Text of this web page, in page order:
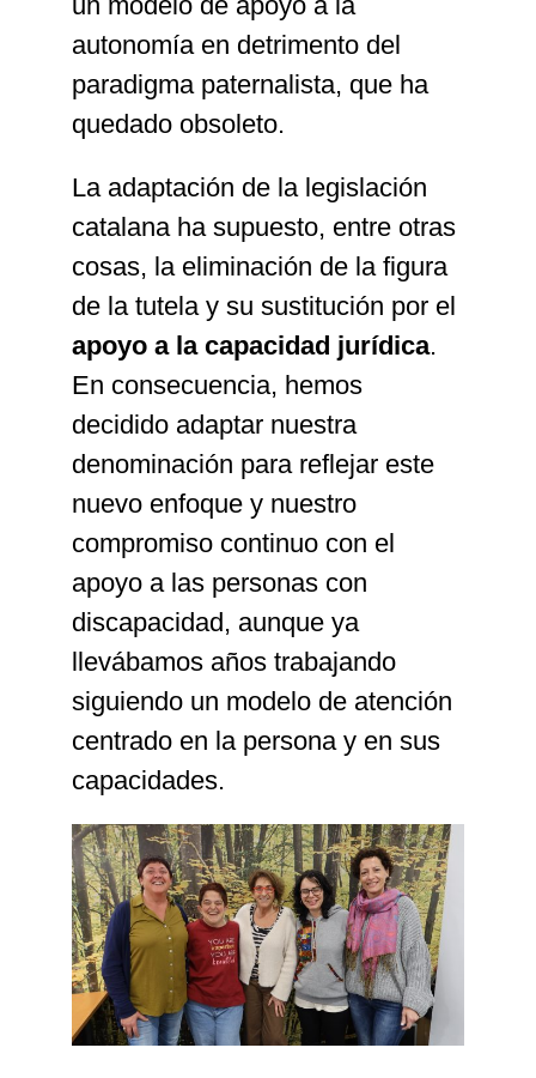
autonomía en detrimento del
paradigma paternalista, que ha
quedado obsoleto.
La adaptación de la legislación
catalana ha supuesto, entre otras
cosas, la eliminación de la figura
de la tutela y su sustitución por el
apoyo a la capacidad jurídica.
En consecuencia, hemos
decidido adaptar nuestra
denominación para reflejar este
nuevo enfoque y nuestro
compromiso continuo con el
apoyo a las personas con
discapacidad, aunque ya
llevábamos años trabajando
siguiendo un modelo de atención
centrado en la persona y en sus
capacidades.